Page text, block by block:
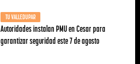
TU VALLEDUPAR
Autoridades instalan PMU en Cesar para
garantizar seguridad este 7 de agosto